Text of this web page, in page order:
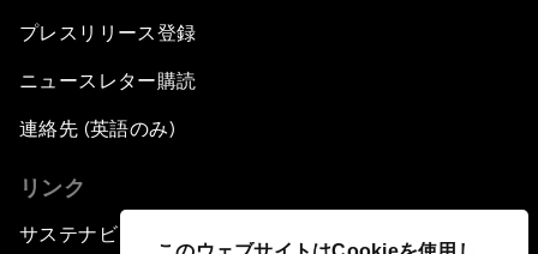
プレスリリース登録
ニュースレター購読
連絡先 (英語のみ)
リンク
サステナビリティへの取り組み